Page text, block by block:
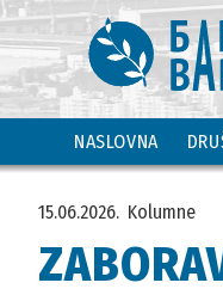
NASLOVNA
15.06.2026. Kolumne